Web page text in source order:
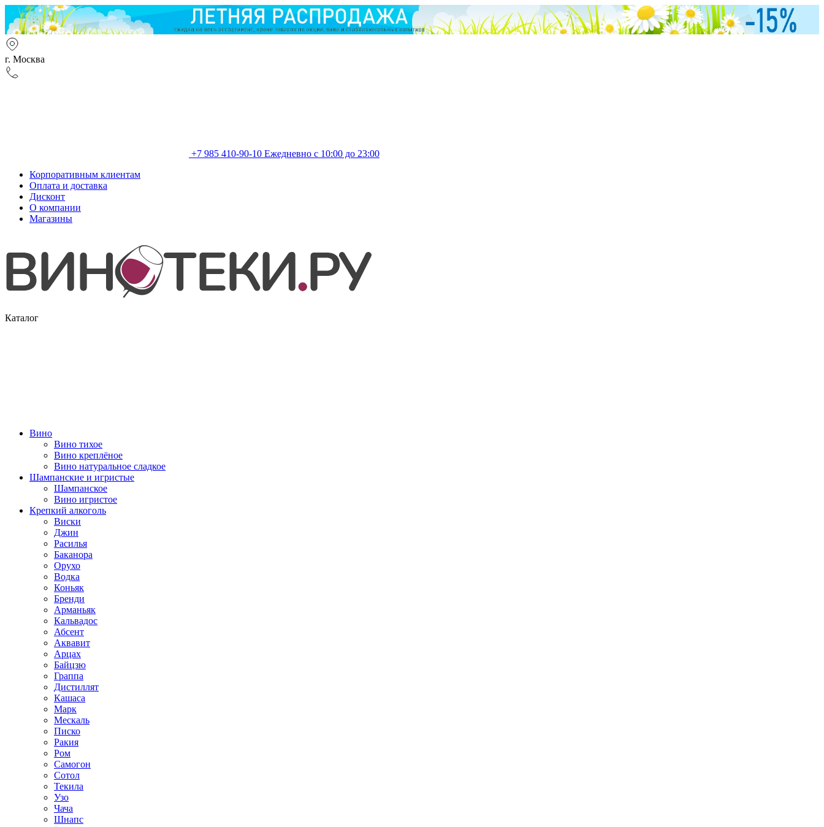
г. Москва
+7 985 410-90-10 Ежедневно с 10:00 до 23:00
Корпоративным клиентам
Оплата и доставка
Дисконт
О компании
Магазины
Каталог
Вино
Вино тихое
Вино креплёное
Вино натуральное сладкое
Шампанские и игристые
Шампанское
Вино игристое
Крепкий алкоголь
Виски
Джин
Расилья
Баканора
Орухо
Водка
Коньяк
Бренди
Арманьяк
Кальвадос
Абсент
Аквавит
Арцах
Байцзю
Граппа
Дистиллят
Кашаса
Марк
Мескаль
Писко
Ракия
Ром
Самогон
Сотол
Текила
Узо
Чача
Шнапс